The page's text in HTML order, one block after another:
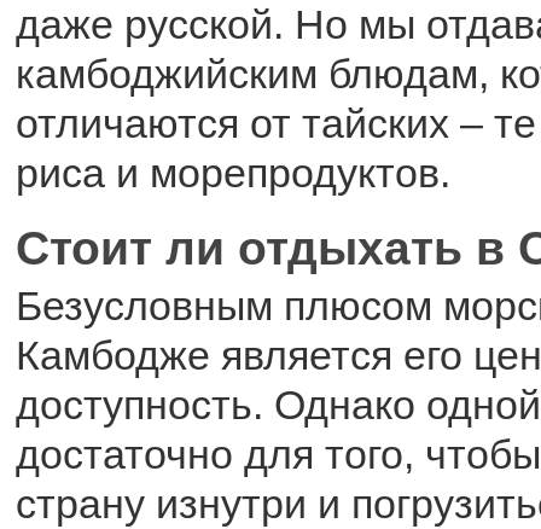
даже русской. Но мы
камбоджийским блюдам,
отличаются от тайских –
риса и морепродуктов.
Стоит ли отдыхать в
Безусловным плюсом
Камбодже является его
доступность. Однако
достаточно для того,
страну изнутри и